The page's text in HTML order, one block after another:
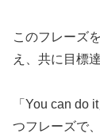
このフレーズ
え、共に目標
「You can do
つフレーズで